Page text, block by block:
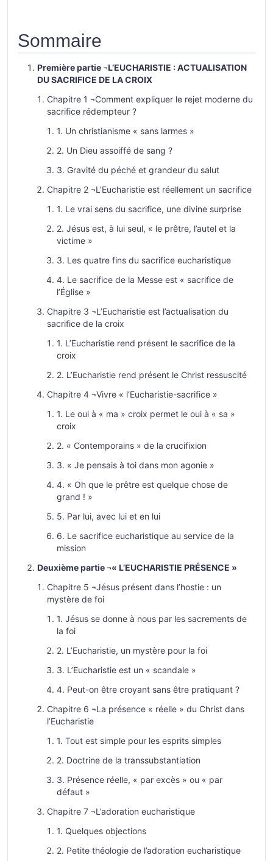
Sommaire
Première partie ¬L’EUCHARISTIE : ACTUALISATION
DU SACRIFICE DE LA CROIX
Chapitre 1 ¬Comment expliquer le rejet moderne du
sacrifice rédempteur ?
1. Un christianisme « sans larmes »
2. Un Dieu assoiffé de sang ?
3. Gravité du péché et grandeur du salut
Chapitre 2 ¬L’Eucharistie est réellement un sacrifice
1. Le vrai sens du sacrifice, une divine surprise
2. Jésus est, à lui seul, « le prêtre, l’autel et la
victime »
3. Les quatre fins du sacrifice eucharistique
4. Le sacrifice de la Messe est « sacrifice de
l’Église »
Chapitre 3 ¬L’Eucharistie est l’actualisation du
sacrifice de la croix
1. L’Eucharistie rend présent le sacrifice de la
croix
2. L’Eucharistie rend présent le Christ ressuscité
Chapitre 4 ¬Vivre « l’Eucharistie-sacrifice »
1. Le oui à « ma » croix permet le oui à « sa »
croix
2. « Contemporains » de la crucifixion
3. « Je pensais à toi dans mon agonie »
4. « Oh que le prêtre est quelque chose de
grand ! »
5. Par lui, avec lui et en lui
6. Le sacrifice eucharistique au service de la
mission
Deuxième partie ¬« L’EUCHARISTIE PRÉSENCE »
Chapitre 5 ¬Jésus présent dans l’hostie : un
mystère de foi
1. Jésus se donne à nous par les sacrements de
la foi
2. L’Eucharistie, un mystère pour la foi
3. L’Eucharistie est un « scandale »
4. Peut-on être croyant sans être pratiquant ?
Chapitre 6 ¬La présence « réelle » du Christ dans
l’Eucharistie
1. Tout est simple pour les esprits simples
2. Doctrine de la transsubstantiation
3. Présence réelle, « par excès » ou « par
défaut »
Chapitre 7 ¬L’adoration eucharistique
1. Quelques objections
2. Petite théologie de l’adoration eucharistique